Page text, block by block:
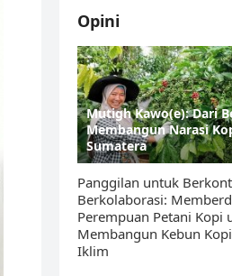
Opini
Mutigh Kawo(e): Dari
Membangun Narasi
Sumatera
Panggilan untuk
Berkolaborasi:
Perempuan Petani Kopi
Membangun Kebun
Iklim